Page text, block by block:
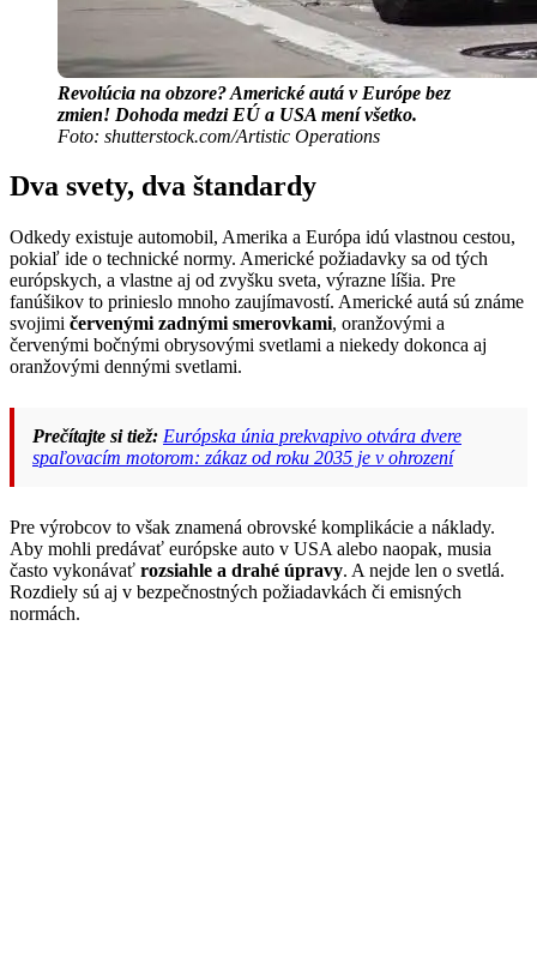
Revolúcia na obzore? Americké autá v Európe bez
zmien! Dohoda medzi EÚ a USA mení všetko.
Foto: shutterstock.com/Artistic Operations
Dva svety, dva štandardy
Odkedy existuje automobil, Amerika a Európa idú vlastnou cestou,
pokiaľ ide o technické normy. Americké požiadavky sa od tých
európskych, a vlastne aj od zvyšku sveta, výrazne líšia. Pre
fanúšikov to prinieslo mnoho zaujímavostí. Americké autá sú známe
svojimi červenými zadnými smerovkami, oranžovými a
červenými bočnými obrysovými svetlami a niekedy dokonca aj
oranžovými dennými svetlami.
Prečítajte si tiež: Európska únia prekvapivo otvára dvere
spaľovacím motorom: zákaz od roku 2035 je v ohrození
Pre výrobcov to však znamená obrovské komplikácie a náklady.
Aby mohli predávať európske auto v USA alebo naopak, musia
často vykonávať rozsiahle a drahé úpravy. A nejde len o svetlá.
Rozdiely sú aj v bezpečnostných požiadavkách či emisných
normách.